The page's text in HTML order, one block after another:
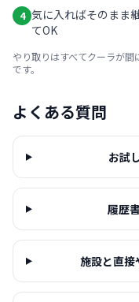
4 気に入ればそのまま
てOK
やり取りはすべてクーラが
です。
よくある質問
お試
履歴
施設と直